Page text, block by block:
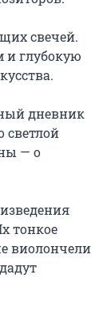
свечей.
и глубокую
дневник
светлой
— о
тонкое
виолончели